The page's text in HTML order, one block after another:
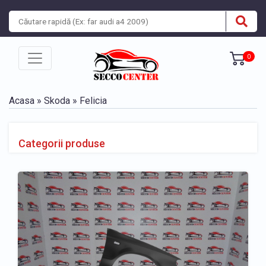
0
Acasa » Skoda » Felicia
Categorii produse
» Piese caroserie Skoda Felicia 1998-2001
BARA, BANDOURI, GRILE
» Bara fata Skoda Felicia
» Bandou bara fata Skoda Felicia
» Bandou bara spate Skoda Felicia